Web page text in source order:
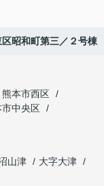
昭和町第三／２号棟
熊本市西区
市中央区
山津
大字大津